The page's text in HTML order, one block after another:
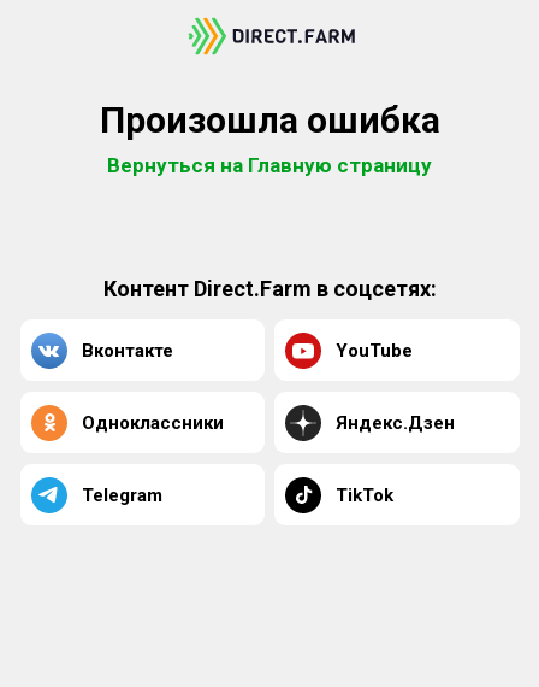
Произошла ошибка
Вернуться на Главную страницу
Контент Direct.Farm в соцсетях:
Вконтакте YouTube
Одноклассники Яндекс.Дзен
Telegram TikTok